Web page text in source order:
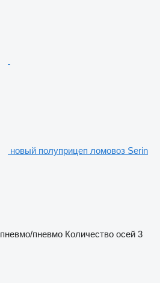
новый полуприцеп ломовоз Serin
пневмо/пневмо Количество осей 3